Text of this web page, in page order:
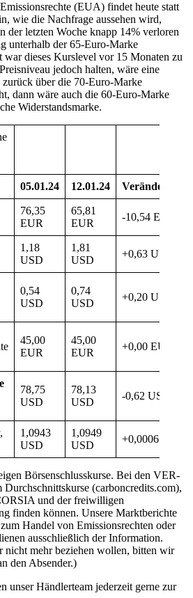
(EUA) findet heute statt
wie die Nachfrage aussehen wird,
der letzten Woche knapp 14% verloren
unterhalb der 65-Euro-Marke
war dieses Kurslevel vor 15 Monaten zu
jedoch halten, wäre eine
zurück über die 70-Euro-Marke
dann wäre auch die 60-Euro-Marke
Widerstandsmarke.
05.01.24 12.01.24 Veränderung
76,35
EUR
65,81
EUR
-10,54 EUR
1,18
USD
1,81
USD
+0,63 USD
0,54
USD
0,74
USD
+0,20 USD
45,00
EUR
45,00
EUR
+0,00 EUR
78,75
USD
78,13
USD
-0,62 USD
1,0943
USD
1,0949
USD
+0,0006 USD
Börsenschlusskurse. Bei den VER-
Durchschnittskurse (carboncredits.com),
und der freiwilligen
finden können. Unsere Marktberichte
Handel von Emissionsrechten oder
ausschließlich der Information.
nicht mehr beziehen wollen, bitten wir
den Absender.)
unser Händlerteam jederzeit gerne zur